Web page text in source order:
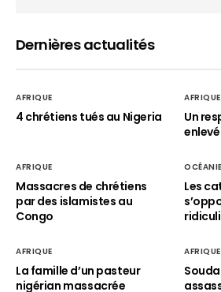
Dernières actualités
AFRIQUE
4 chrétiens tués au Nigeria
AFRIQUE
Un
AFRIQUE
Massacres de chrétiens
par des islamistes au
Congo
OCÉANIE
Les
AFRIQUE
La famille d’un pasteur
nigérian massacrée
AFRIQUE